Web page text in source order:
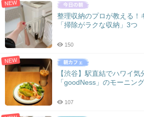
NEW
整理収納のプロが教える！
「掃除がラクな収納」3つ
150
NEW
【渋谷】駅直結でハワイ気
「goodNess」のモーニング
107